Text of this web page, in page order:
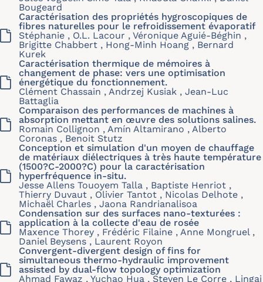
Bougeard
Caractérisation des propriétés hygroscopiques de
fibres naturelles pour le refroidissement évaporatif
Stéphanie , O.L. Lacour , Véronique Aguié-Béghin ,
Brigitte Chabbert , Hong-Minh Hoang , Bernard
Kurek
Caractérisation thermique de mémoires à
changement de phase: vers une optimisation
énergétique du fonctionnement.
Clément Chassain , Andrzej Kusiak , Jean-Luc
Battaglia
Comparaison des performances de machines à
absorption mettant en œuvre des solutions salines.
Romain Collignon , Amín Altamirano , Alberto
Coronas , Benoit Stutz
Conception et simulation d'un moyen de chauffage
de matériaux diélectriques à très haute température
(1500?C-2000?C) pour la caractérisation
hyperfréquence in-situ.
Jesse Allens Touoyem Talla , Baptiste Henriot ,
Thierry Duvaut , Olivier Tantot , Nicolas Delhote ,
Michaël Charles , Jaona Randrianalisoa
Condensation sur des surfaces nano-texturées :
application à la collecte d'eau de rosée
Maxence Thorey , Frédéric Filaine , Anne Mongruel ,
Daniel Beysens , Laurent Royon
Convergent-divergent design of fins for
simultaneous thermo-hydraulic improvement
assisted by dual-flow topology optimization
Ahmad Fawaz , Yuchao Hua , Steven Le Corre , Lingai